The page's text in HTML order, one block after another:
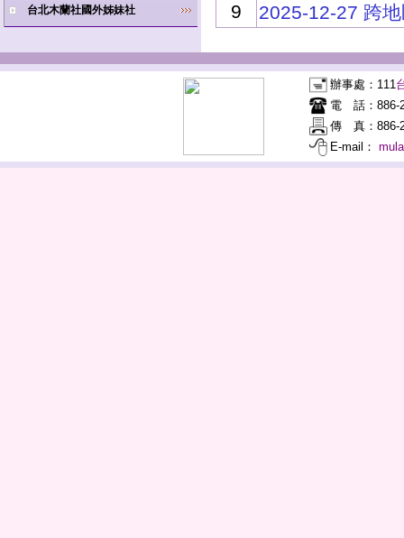
台北木蘭社國外姊妹社
9
2025-12-27 跨
辦事處： 111
電 話： 886-
傳 真： 886-
E-mail：